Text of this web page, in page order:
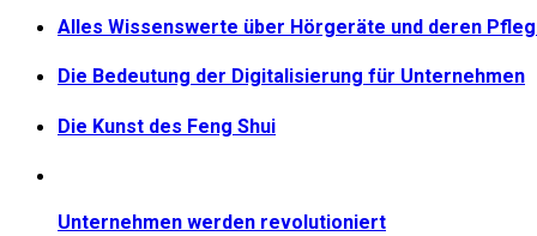
Alles Wissenswerte über Hörgeräte und deren
Die Bedeutung der Digitalisierung für Unternehmen
Die Kunst des Feng Shui
Unternehmen werden revolutioniert